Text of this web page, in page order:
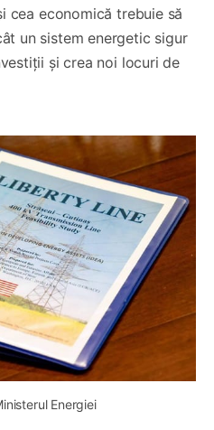
cea economică trebuie să
un sistem energetic sigur
și crea noi locuri de
Energiei